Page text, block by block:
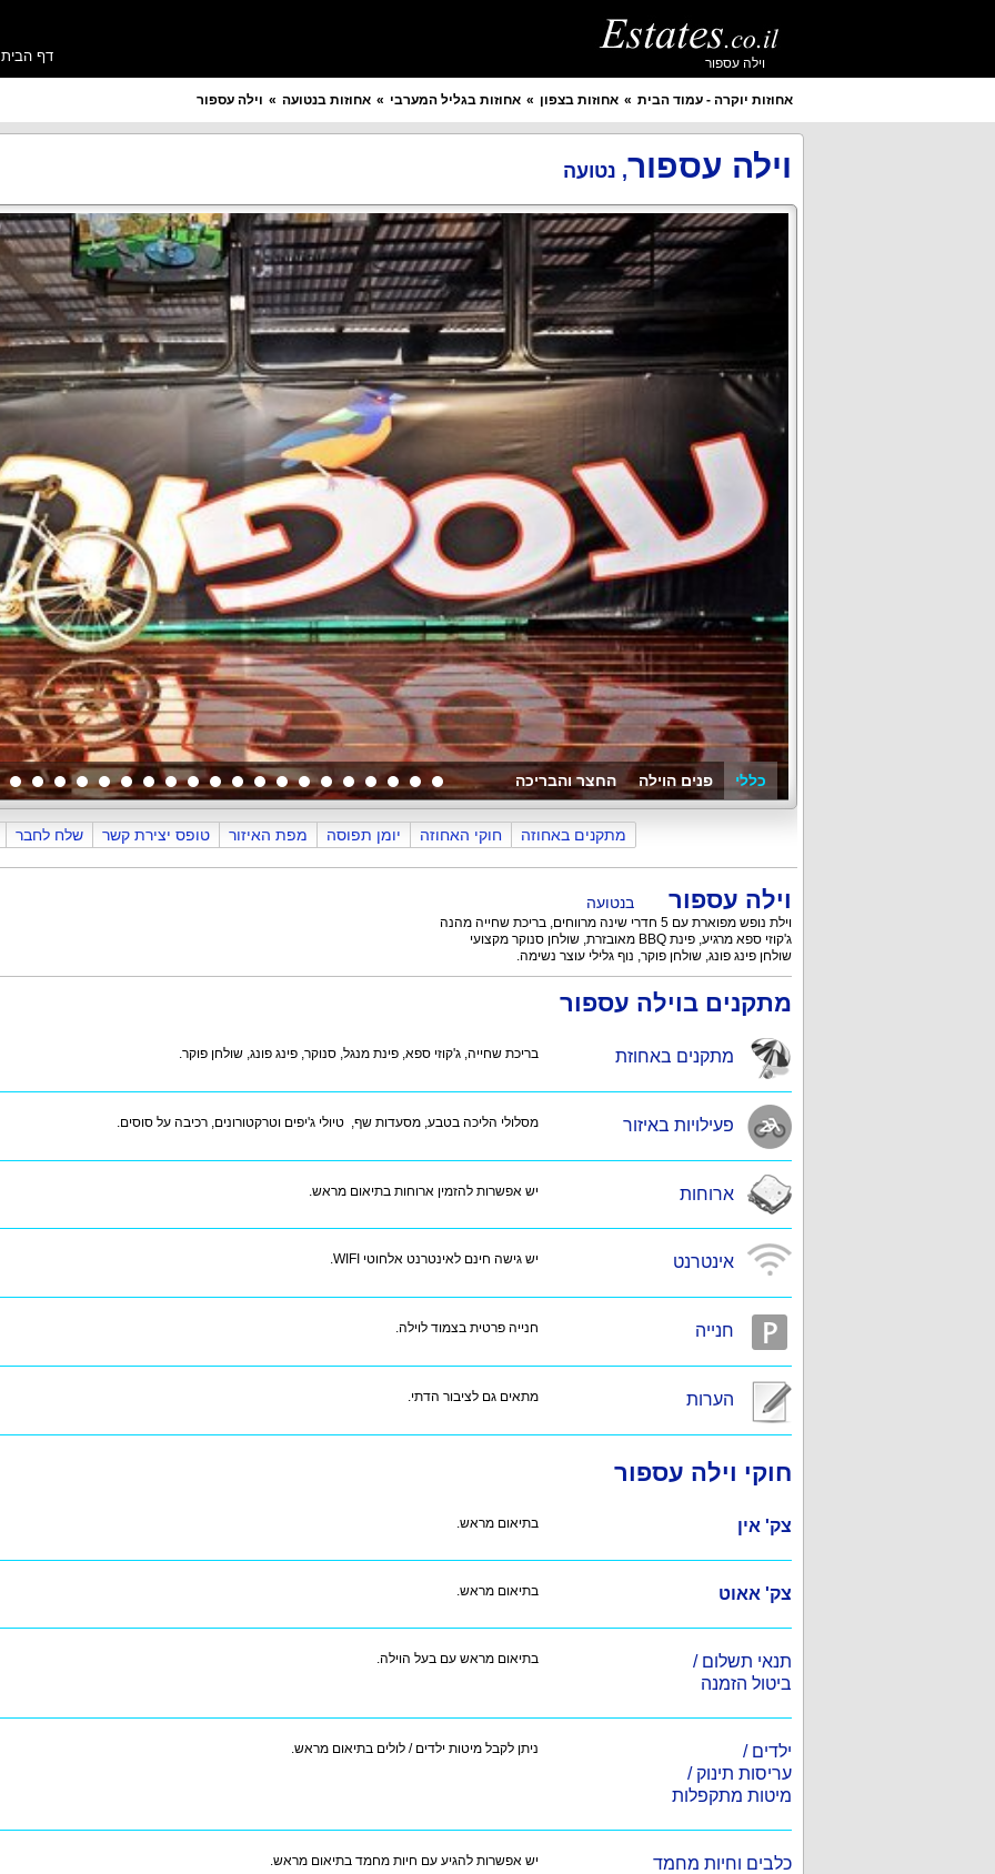
וילה עספור דף הבית
אחוזות יוקרה - עמוד הבית אחוזות בצפון אחוזות בגליל המערבי אחוזות בנטועה וילה עספור
איזור מבוקש
וילה עספור, נטועה
כללי פנים הוילה החצר והבריכה
מתקנים באחוזה חוקי האחוזה יומן תפוסה מפת האיזור טופס יצירת קשר שלח לחבר
וילה עספור בנטועה
וילת נופש מפוארת עם 5 חדרי שינה מרווחים, בריכת שחייה מהנה
ג'קוזי ספא מרגיע, פינת BBQ מאובזרת, שולחן סנוקר מקצועי
שולחן פינג פונג, שולחן פוקר, נוף גלילי עוצר נשימה.
מתקנים בוילה עספור
מתקנים באחוזת בריכת שחייה, ג'קוזי ספא, פינת מנגל, סנוקר, פינג פונג, שולחן פוקר.
פעילויות באיזור מסלולי הליכה בטבע, מסעדות שף, טיולי ג'יפים וטרקטורונים, רכיבה על סוסים.
ארוחות יש אפשרות להזמין ארוחות בתיאום מראש.
אינטרנט יש גישה חינם לאינטרנט אלחוטי WIFI.
חנייה חנייה פרטית בצמוד לוילה.
הערות מתאים גם לציבור הדתי.
חוקי וילה עספור
צק' אין בתיאום מראש.
צק' אאוט בתיאום מראש.
תנאי תשלום /
ביטול הזמנה
בתיאום מראש עם בעל הוילה.
ילדים /
עריסות תינוק /
מיטות מתקפלות
ניתן לקבל מיטות ילדים / לולים בתיאום מראש.
כלבים וחיות מחמד יש אפשרות להגיע עם חיות מחמד בתיאום מראש.